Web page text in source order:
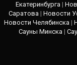
Екатеринбурга |
Саратова| Новости
Новости Челябинска|
Сауны Минска |